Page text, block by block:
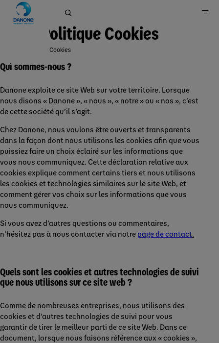
Danone en France
Politique Cookies
Politique Cookies
Qui sommes-nous ?
Danone exploite ce site Web sur votre territoire. Lorsque
nous disons « Danone », « nous », « notre » ou « nos », c’est
de cette société qu’il s’agit.
Chez Danone, nous voulons être ouverts et transparents
dans la façon dont nous utilisons les cookies afin que vous
puissiez faire un choix éclairé sur les informations que
vous nous communiquez. Cette déclaration relative aux
cookies explique comment certains tiers et nous utilisons
les cookies et technologies similaires sur le site Web, et
comment gérer vos choix sur les informations que vous
nous communiquez.
Si vous avez d’autres questions ou commentaires,
n’hésitez pas à nous contacter via notre page de contact.
Quels sont les cookies et autres technologies de suivi
que nous utilisons sur ce site web ?
Comme de nombreuses entreprises, nous utilisons des
cookies et d’autres technologies de suivi pour vous
garantir de tirer le meilleur parti de ce site Web. Dans ce
document, lorsque nous faisons référence aux « cookies »,